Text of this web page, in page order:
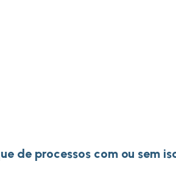
de processos com ou sem